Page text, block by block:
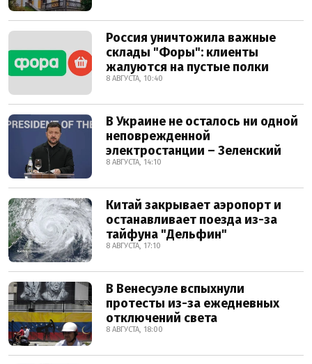
Россия уничтожила важные
склады "Форы": клиенты
жалуются на пустые полки
8 АВГУСТА, 10:40
В Украине не осталось ни одной
неповрежденной
электростанции – Зеленский
8 АВГУСТА, 14:10
Китай закрывает аэропорт и
останавливает поезда из-за
тайфуна "Дельфин"
8 АВГУСТА, 17:10
В Венесуэле вспыхнули
протесты из-за ежедневных
отключений света
8 АВГУСТА, 18:00